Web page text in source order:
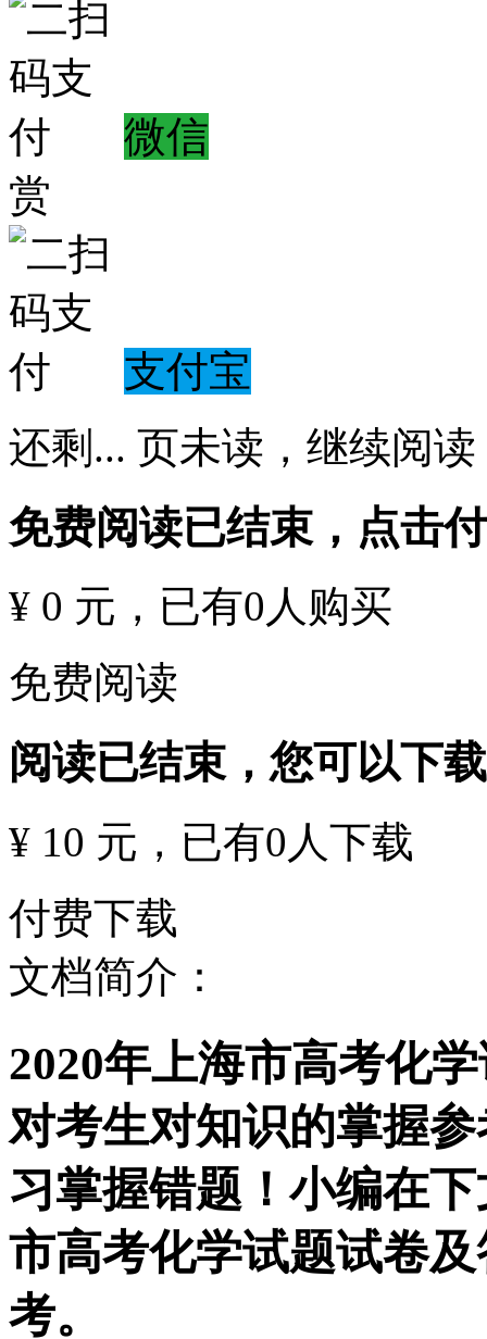
微信
赏
支付宝
还剩 ... 页未读， 继续阅读
免费阅读已结束，点击
¥ 0 元 ，已有0 人购买
免费阅读
阅读已结束，您可以下
¥ 10 元 ，已有0 人下载
付费下载
文档简介：
2020年上海市高考化
对考生对知识的掌握
习掌握错题！小编在
市高考化学试题试卷
考。